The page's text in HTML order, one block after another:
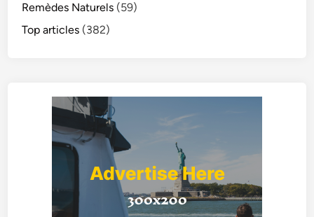
Remèdes Naturels (59)
Top articles (382)